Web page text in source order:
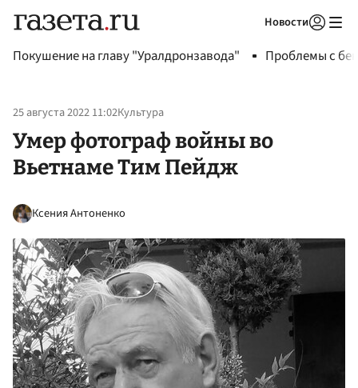
Новости
Покушение на главу "Уралдронзавода" Проблемы с
25 августа 2022 11:02Культура
Умер фотограф войны во
Вьетнаме Тим Пейдж
Ксения Антоненко